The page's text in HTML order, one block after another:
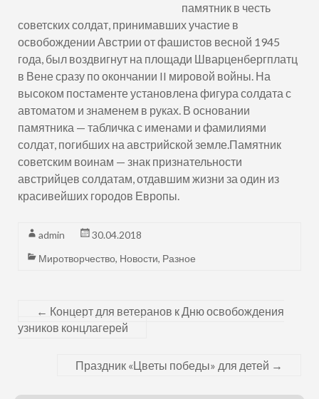
памятник в честь
советских солдат, принимавших участие в
освобождении Австрии от фашистов весной 1945
года, был воздвигнут на площади Шварценбергплатц
в Вене сразу по окончании II мировой войны. На
высоком постаменте установлена фигура солдата с
автоматом и знаменем в руках. В основании
памятника — табличка с именами и фамилиями
солдат, погибших на австрийской земле.Памятник
советским воинам — знак признательности
австрийцев солдатам, отдавшим жизни за один из
красивейших городов Европы.
admin
30.04.2018
Миротворчество, Новости, Разное
← Концерт для ветеранов к Дню освобождения
узников концлагерей
Праздник «Цветы победы» для детей →